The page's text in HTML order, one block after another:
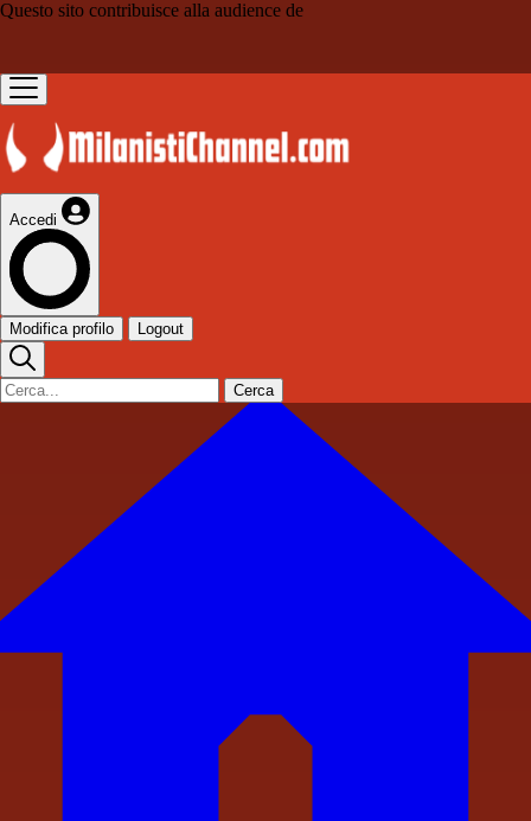
Questo sito contribuisce alla audience de
Accedi
Modifica profilo Logout
Cerca